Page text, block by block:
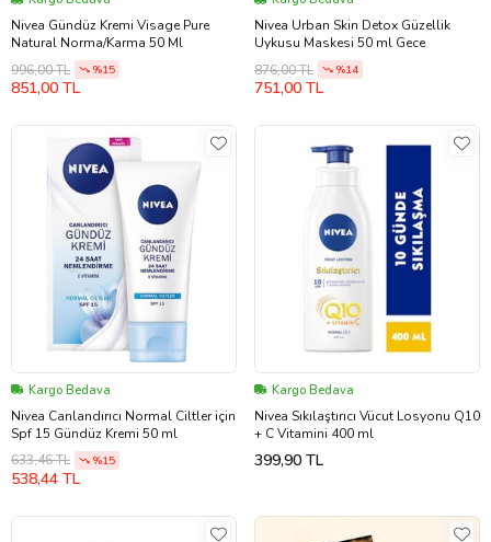
Nivea Gündüz Kremi Visage Pure
Natural Norma/Karma 50 Ml
996,00 TL
%15
851,00 TL
Nivea Urban Skin Detox Güzellik
Uykusu Maskesi 50 ml Gece
876,00 TL
%14
751,00 TL
Kargo Bedava
Nivea Canlandırıcı Normal Ciltler için
Spf 15 Gündüz Kremi 50 ml
633,46 TL
%15
538,44 TL
Kargo Bedava
Nivea Sıkılaştırıcı Vücut Losyonu Q10
+ C Vitamini 400 ml
399,90 TL